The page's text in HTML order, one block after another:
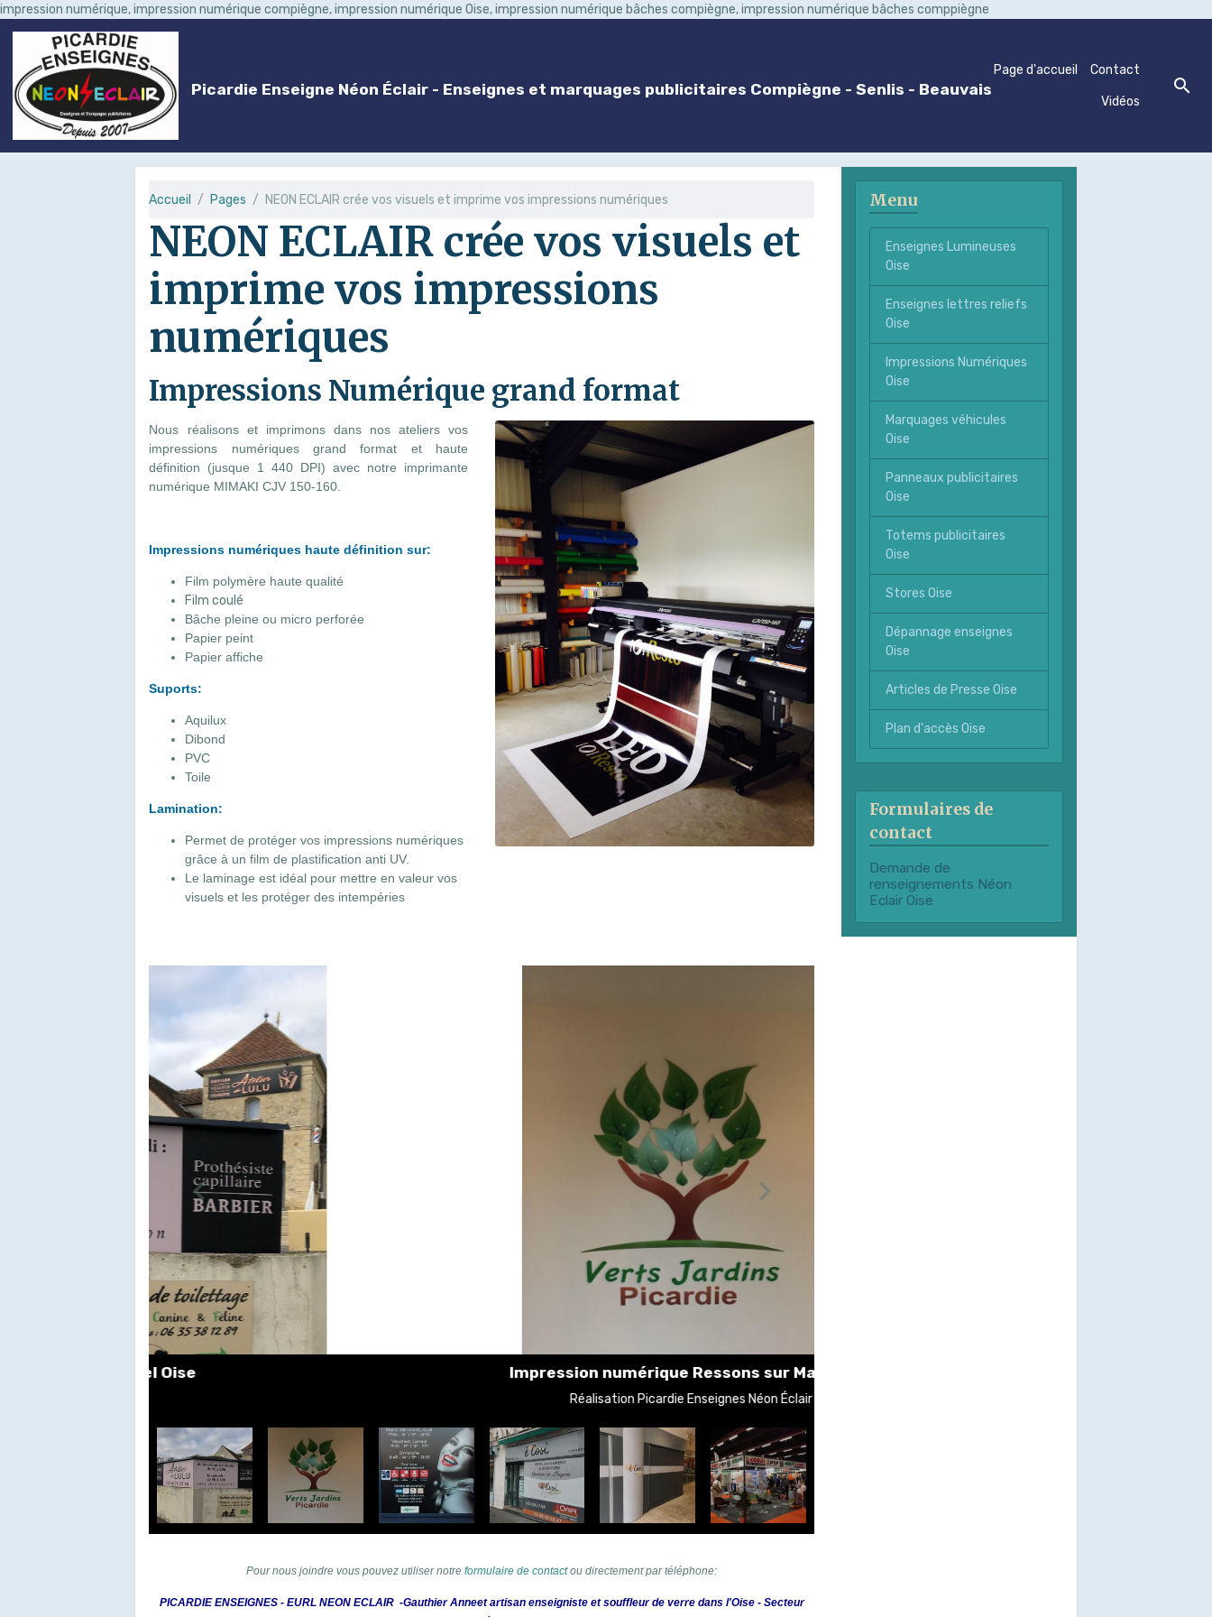
impression numérique, impression numérique compiègne, impression numérique Oise, impression numérique bâches compiègne, impression numérique bâches comppiègne
Picardie Enseigne Néon Éclair - Enseignes et marquages publicitaires Compiègne - Senlis - Beauvais
Page d'accueil Contact
Vidéos
Accueil Pages NEON ECLAIR crée vos visuels et imprime vos impressions numériques
NEON ECLAIR crée vos visuels et
imprime vos impressions
numériques
Impressions Numérique grand format
Nous réalisons et imprimons dans nos ateliers vos
impressions numériques grand format et haute
définition (jusque 1 440 DPI) avec notre imprimante
numérique MIMAKI CJV 150-160.
Impressions numériques haute définition sur:
Film polymère haute qualité
Film coulé
Bâche pleine ou micro perforée
Papier peint
Papier affiche
Suports:
Aquilux
Dibond
PVC
Toile
Lamination:
Permet de protéger vos impressions numériques
grâce à un film de plastification anti UV.
Le laminage est idéal pour mettre en valeur vos
visuels et les protéger des intempéries
Impression numérique Ressons sur Matz Oise
Réalisation Picardie Enseignes Néon Éclair
Pour nous joindre vous pouvez utiliser notreformulaire de contactou directement par téléphone:
PICARDIE ENSEIGNES - EURL NEON ECLAIR -Gauthier Anneet artisan enseigniste et souffleur de verre dans l'Oise - Secteur
Menu
Enseignes Lumineuses
Oise
Enseignes lettres reliefs
Oise
Impressions Numériques
Oise
Marquages véhicules
Oise
Panneaux publicitaires
Oise
Totems publicitaires
Oise
Stores Oise
Dépannage enseignes
Oise
Articles de Presse Oise
Plan d'accès Oise
Formulaires de
contact
Demande de
renseignements Néon
Eclair Oise